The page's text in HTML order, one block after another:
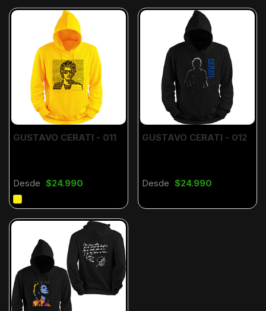
GUSTAVO CERATI - 011
Desde $24.990
GUSTAVO CERATI - 012
Desde $24.990